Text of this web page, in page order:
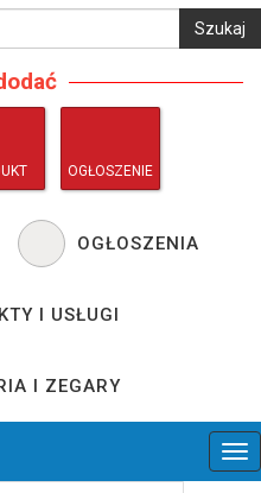
OGŁOSZENIE
OGŁOSZENIA
I USŁUGI
I ZEGARY